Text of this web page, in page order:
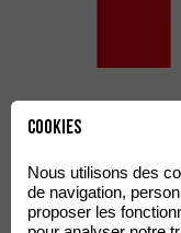
Cookies
Nous utilisons des
de navigation,
proposer les